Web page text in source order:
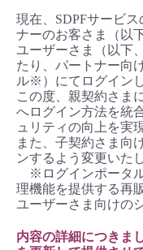
すべてのメニ
サポート
すべてのメニ
- ユーザー機能の管
- 登録情報の管理
- APIリファレンス
■ 基本構築ガイド
- マルチクラウド利
- リモートワーク
- ITインフラストラ
- その他
定期メンテナ
協業パートナー
脱炭素化
現在、SDPFサービ
ナーのお客さま（以
ユーザーさま（以下
たり、パートナー向
ル※）にてログイン
この度、親契約さま
へログイン方法を統
ュリティの向上を実
また、子契約さま向
ンするよう変更いた
※ログインポータ
理機能を提供する再
ユーザーさま向けの
内容の詳細につきま